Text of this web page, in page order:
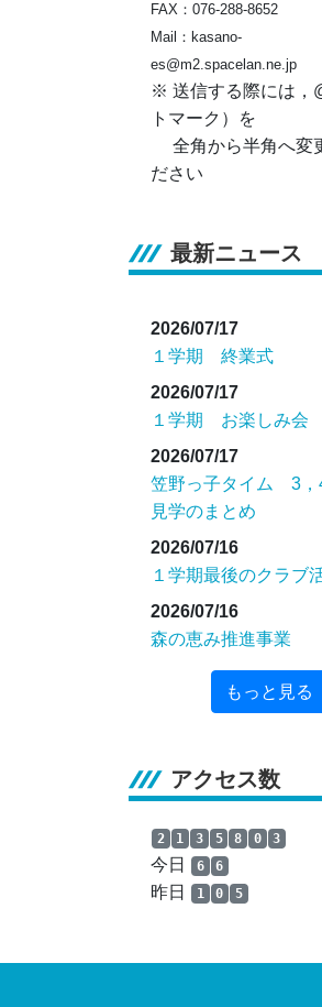
FAX：076-288-8652
Mail：kasano-
es@m2.spacelan.ne.jp
※ 送信する際には，
トマーク）を
全角から半角へ変
ださい
最新ニュース
2026/07/17
１学期 終業式
2026/07/17
１学期 お楽しみ会
2026/07/17
笠野っ子タイム 3，
見学のまとめ
2026/07/16
１学期最後のクラブ
2026/07/16
森の恵み推進事業
もっと見る
アクセス数
2 1 3 5 8 0 3
今日 6 6
昨日 1 0 5